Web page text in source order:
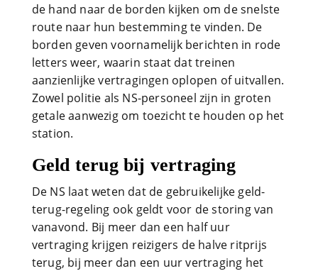
de hand naar de borden kijken om de snelste
route naar hun bestemming te vinden. De
borden geven voornamelijk berichten in rode
letters weer, waarin staat dat treinen
aanzienlijke vertragingen oplopen of uitvallen.
Zowel politie als NS-personeel zijn in groten
getale aanwezig om toezicht te houden op het
station.
Geld terug bij vertraging
De NS laat weten dat de gebruikelijke geld-
terug-regeling ook geldt voor de storing van
vanavond. Bij meer dan een half uur
vertraging krijgen reizigers de halve ritprijs
terug, bij meer dan een uur vertraging het